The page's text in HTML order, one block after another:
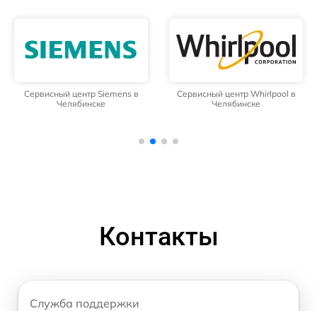
Сервисный центр Siemens в
Челябинске
Сервисный центр Whirlpool в
Челябинске
Контакты
Служба поддержки